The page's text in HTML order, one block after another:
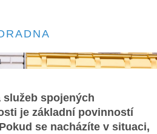
služeb spojených
je základní povinností
se nacházíte v situaci,